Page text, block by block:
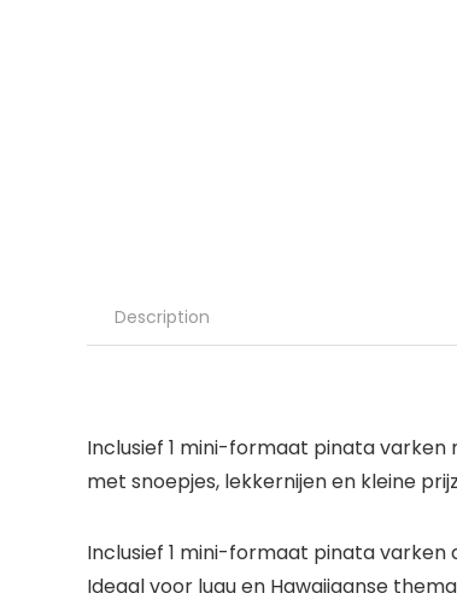
Description
Inclusief 1 mini-formaat pinata varken
met snoepjes, lekkernijen en kleine
Inclusief 1 mini-formaat pinata varken
Ideaal voor luau en Hawaiiaanse